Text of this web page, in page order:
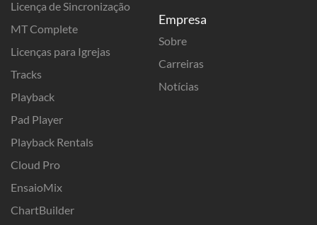
Licença de Sincronização
MT Complete
Licenças para Igrejas
Tracks
Playback
Pad Player
Playback Rentals
Cloud Pro
EnsaioMix
ChartBuilder
Empresa
Sobre
Carreiras
Notícias